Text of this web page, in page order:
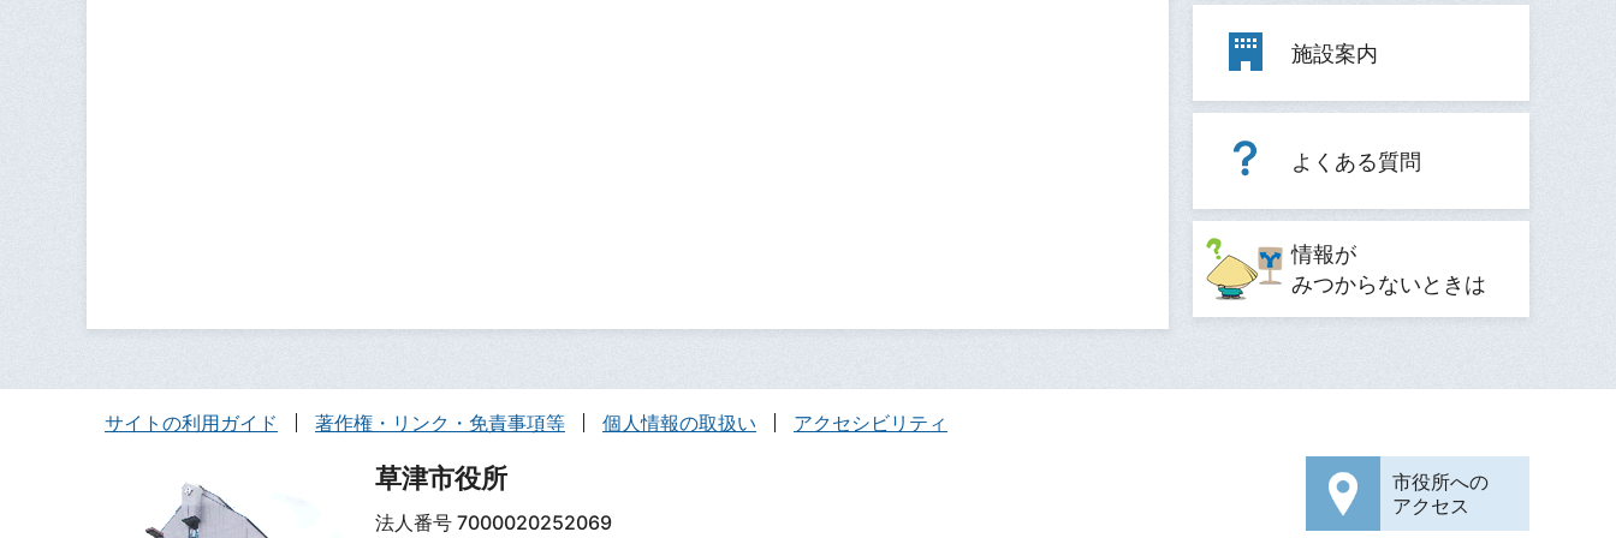
施設案内
よくある質問
情報が
みつからないときは
サイトの利用ガイド 著作権・リンク・免責事項等 個人情報の取扱い アクセシビリティ
草津市役所
法人番号 7000020252069
市役所への
アクセス